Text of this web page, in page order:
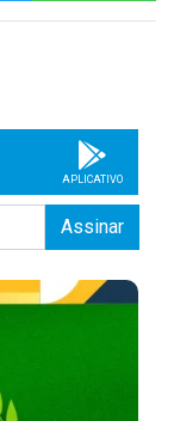
APLICATIVO
Assinar